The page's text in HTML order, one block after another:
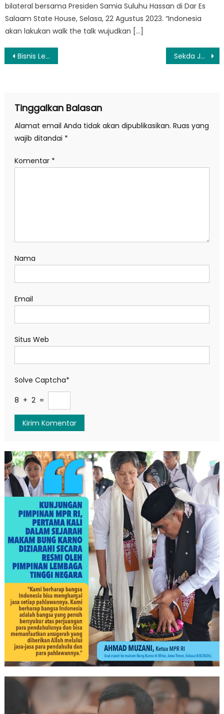
bilateral bersama Presiden Samia Suluhu Hassan di Dar Es
Salaam State House, Selasa, 22 Agustus 2023. “Indonesia
akan lakukan walk the talk wujudkan […]
Navigasi
Bisnis Lesu, Bos TV LG Kini Pimpin Divisi Smartphone Sekda Jabar di Panggil KPK, Terkait Kasus Meikarta
Tinggalkan Balasan
Alamat email Anda tidak akan dipublikasikan. Ruas yang
wajib ditandai *
Komentar *
Nama
Email
Situs Web
Solve Captcha*
8 + 2 =